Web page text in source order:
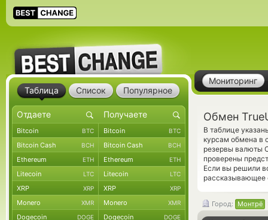
Мониторинг
Обмен
В таблице
курсам обмена в
резервы валюты
проверены
Если вы решили
рассказывающее
Город: Монтрё
Таблица Список Популярное
Bitcoin BTC Bitcoin BTC
Bitcoin Cash BCH Bitcoin Cash BCH
Ethereum ETH Ethereum ETH
Litecoin LTC Litecoin LTC
XRP XRP XRP XRP
Monero XMR Monero XMR
Dogecoin DOGE Dogecoin DOGE